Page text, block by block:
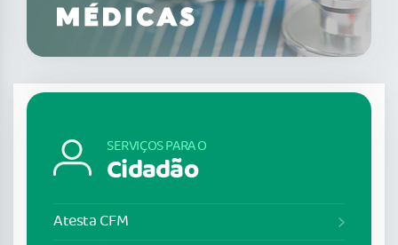
SERVIÇOS PARA O
Cidadão
Atesta CFM